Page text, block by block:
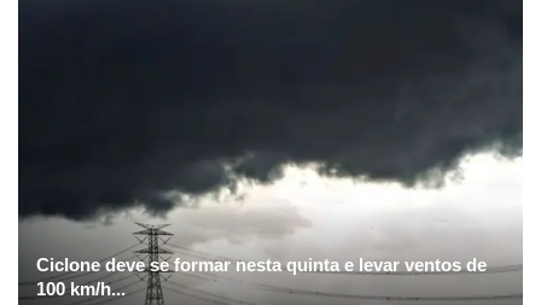
Ciclone deve se formar nesta quinta e levar ventos de
100 km/h...